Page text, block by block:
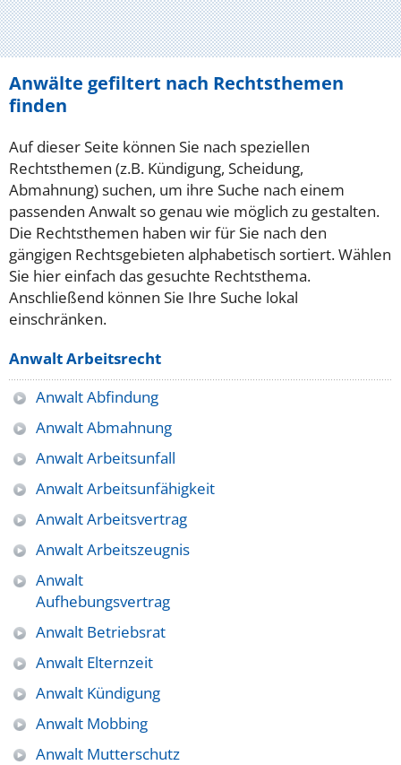
Anwälte gefiltert nach Rechtsthemen
finden
Auf dieser Seite können Sie nach speziellen
Rechtsthemen (z.B. Kündigung, Scheidung,
Abmahnung) suchen, um ihre Suche nach einem
passenden Anwalt so genau wie möglich zu gestalten.
Die Rechtsthemen haben wir für Sie nach den
gängigen Rechtsgebieten alphabetisch sortiert. Wählen
Sie hier einfach das gesuchte Rechtsthema.
Anschließend können Sie Ihre Suche lokal
einschränken.
Anwalt Arbeitsrecht
Anwalt Abfindung
Anwalt Abmahnung
Anwalt Arbeitsunfall
Anwalt Arbeitsunfähigkeit
Anwalt Arbeitsvertrag
Anwalt Arbeitszeugnis
Anwalt
Aufhebungsvertrag
Anwalt Betriebsrat
Anwalt Elternzeit
Anwalt Kündigung
Anwalt Mobbing
Anwalt Mutterschutz